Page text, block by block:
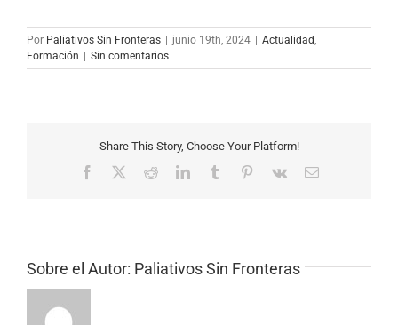
Por Paliativos Sin Fronteras junio 19th, 2024 Actualidad,
Formación
Sin comentarios
Share This Story, Choose Your Platform!
Facebook RedditLinkedInTumblr Pinterest
Vk
Correo
Sobre el Autor: Paliativos Sin Fronteras